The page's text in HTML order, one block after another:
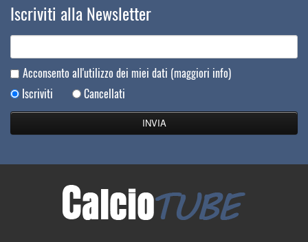
Iscriviti alla Newsletter
Acconsento all'utilizzo dei miei dati (maggiori info)
Iscriviti
Cancellati